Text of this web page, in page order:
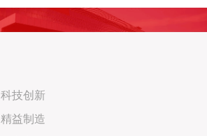
科技创新
精益制造